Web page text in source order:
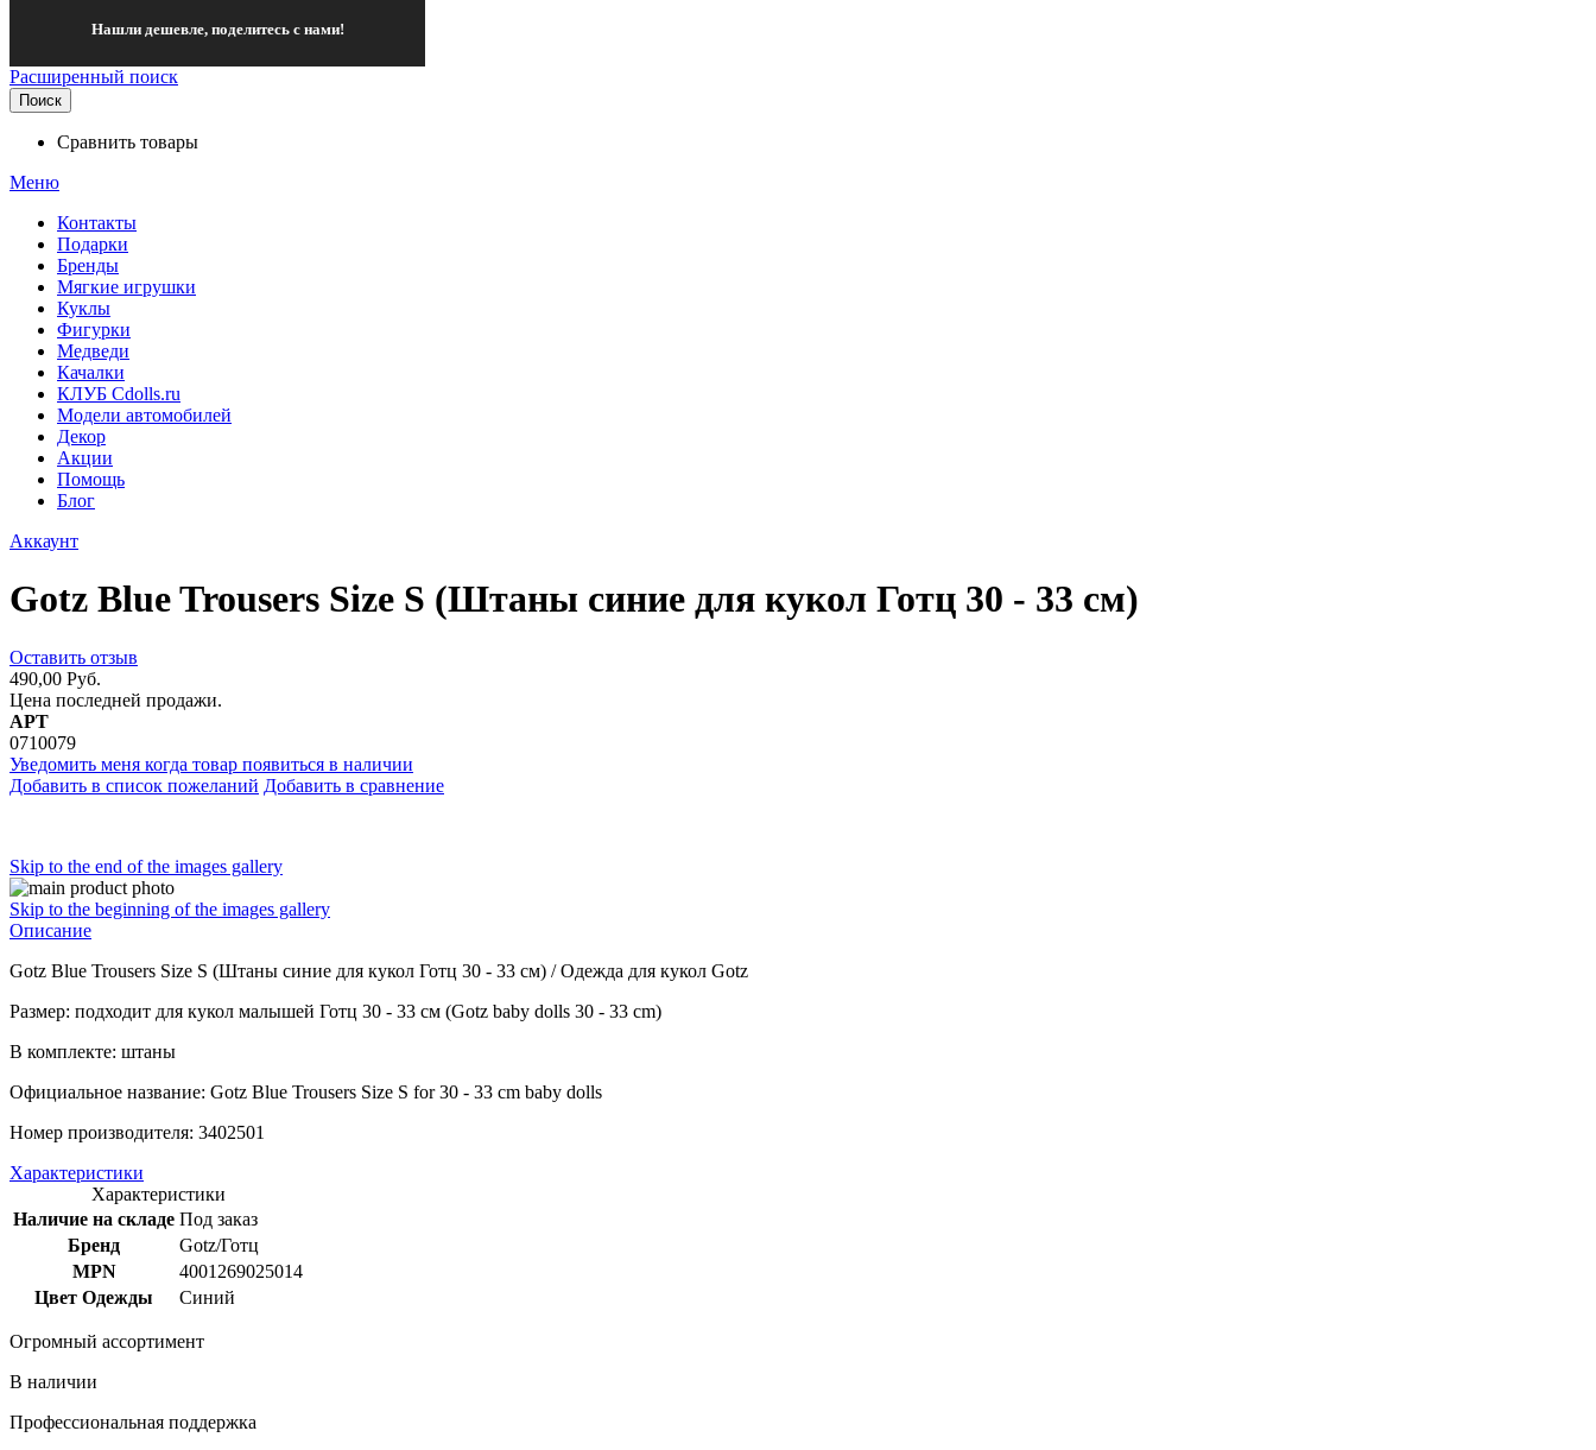
Нашли дешевле, поделитесь с нами!
Расширенный поиск
Поиск
Сравнить товары
Меню
Контакты
Подарки
Бренды
Мягкие игрушки
Куклы
Фигурки
Медведи
Качалки
КЛУБ Cdolls.ru
Модели автомобилей
Декор
Акции
Помощь
Блог
Аккаунт
Gotz Blue Trousers Size S (Штаны синие для кукол Готц 30 - 33 см)
Оставить отзыв
490,00 Руб.
Цена последней продажи.
АРТ
0710079
Уведомить меня когда товар появиться в наличии
Добавить в список пожеланий Добавить в сравнение
Skip to the end of the images gallery
Skip to the beginning of the images gallery
Описание
Gotz Blue Trousers Size S (Штаны синие для кукол Готц 30 - 33 см) / Одежда для кукол Gotz
Размер: подходит для кукол малышей Готц 30 - 33 см (Gotz baby dolls 30 - 33 сm)
В комплекте: штаны
Официальное название: Gotz Blue Trousers Size S for 30 - 33 cm baby dolls
Номер производителя: 3402501
Характеристики
Характеристики
Наличие на складе Под заказ
Бренд
Gotz/Готц
MPN
4001269025014
Цвет Одежды
Синий
Огромный ассортимент
В наличии
Профессиональная поддержка